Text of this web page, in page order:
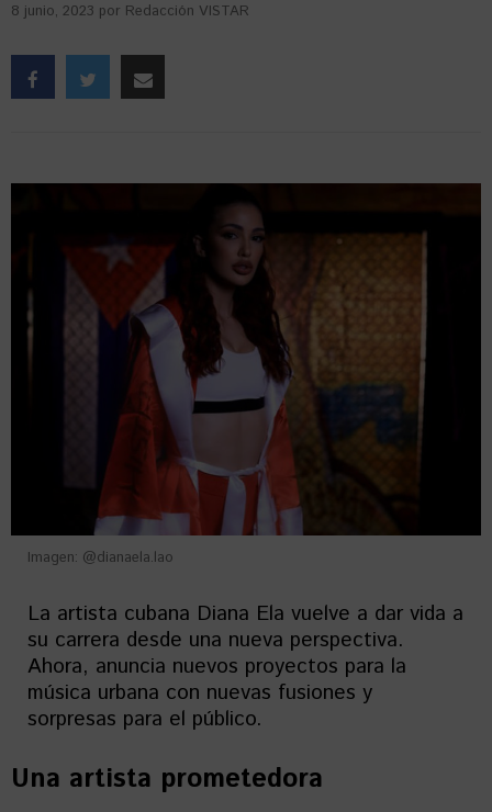
8 junio, 2023 por Redacción VISTAR
Imagen: @dianaela.lao
La artista cubana Diana Ela vuelve a dar vida a
su carrera desde una nueva perspectiva.
Ahora, anuncia nuevos proyectos para la
música urbana con nuevas fusiones y
sorpresas para el público.
Una artista prometedora